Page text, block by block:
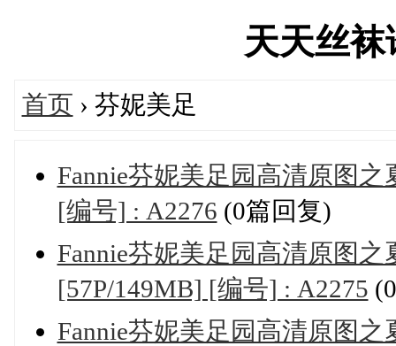
天天丝
首页 › 芬妮美足
Fannie芬妮美足园高清原图
[编号] : A2276 (0篇回复)
Fannie芬妮美足园高清原图
[57P/149MB] [编号] : A2275
Fannie芬妮美足园高清原图